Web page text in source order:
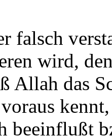
falsch
wird,
Allah das
beeinflußt